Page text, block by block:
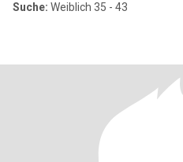
Suche: Weiblich 35 - 43